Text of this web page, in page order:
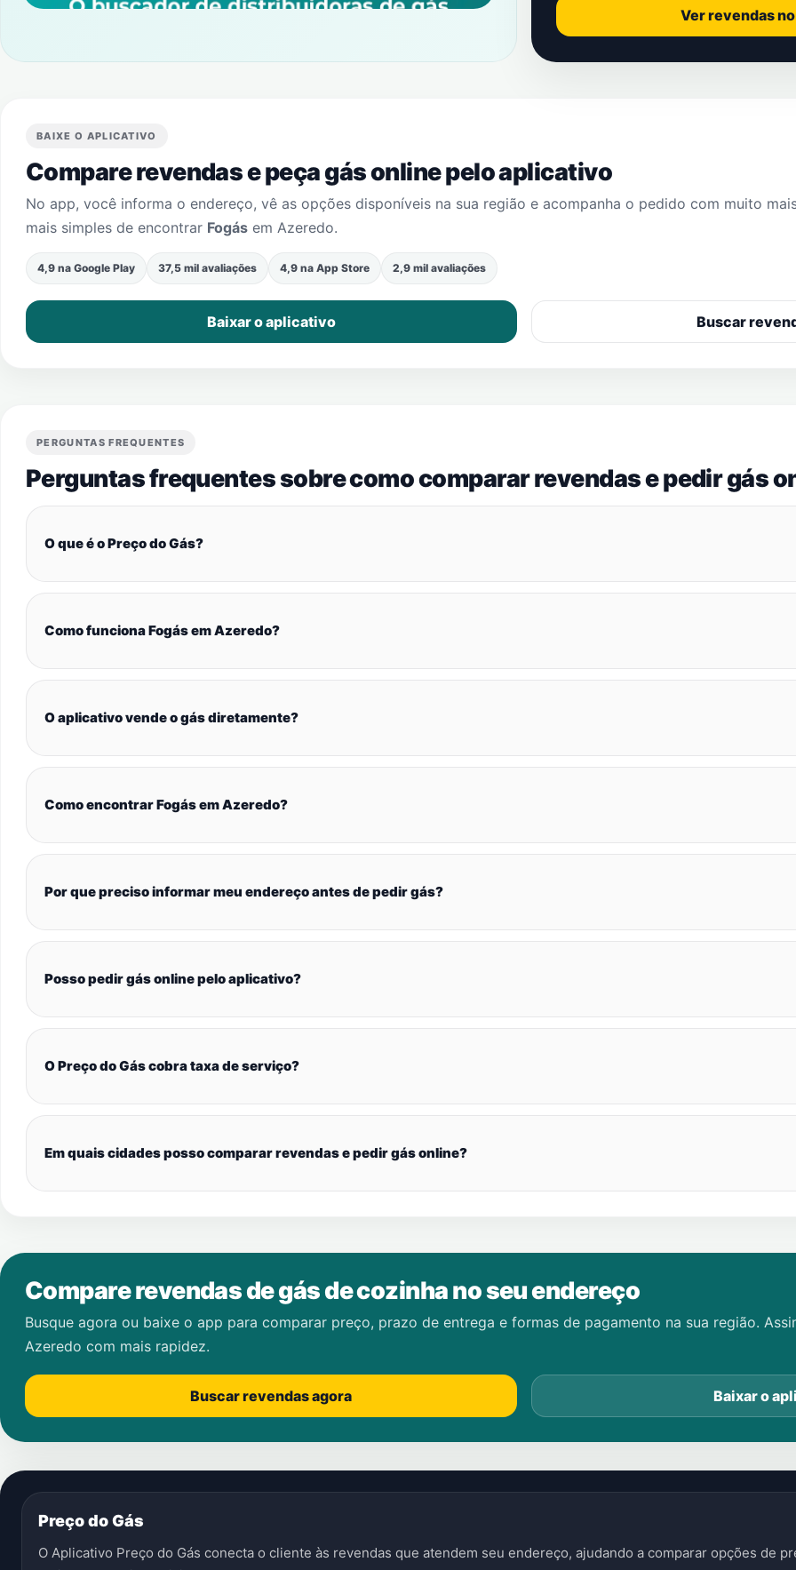
Ver revendas
BAIXE O APLICATIVO
Compare revendas e peça gás online pelo aplicativo
No app, você informa o endereço, vê as opções disponíveis na sua região e acompanha o pedido com muito
mais simples de encontrar Fogás em Azeredo.
4,9 na Google Play 37,5 mil avaliações 4,9 na App Store 2,9 mil avaliações
Baixar o aplicativo Buscar
PERGUNTAS FREQUENTES
Perguntas frequentes sobre como comparar revendas e pedir gás
O que é o Preço do Gás?
Como funciona Fogás em Azeredo?
O aplicativo vende o gás diretamente?
Como encontrar Fogás em Azeredo?
Por que preciso informar meu endereço antes de pedir gás?
Posso pedir gás online pelo aplicativo?
O Preço do Gás cobra taxa de serviço?
Em quais cidades posso comparar revendas e pedir gás online?
Compare revendas de gás de cozinha no seu endereço
Busque agora ou baixe o app para comparar preço, prazo de entrega e formas de pagamento na sua região.
Azeredo com mais rapidez.
Buscar revendas agora Baixar o
Preço do Gás
O Aplicativo Preço do Gás conecta o cliente às revendas que atendem seu endereço, ajudando a comparar opções de